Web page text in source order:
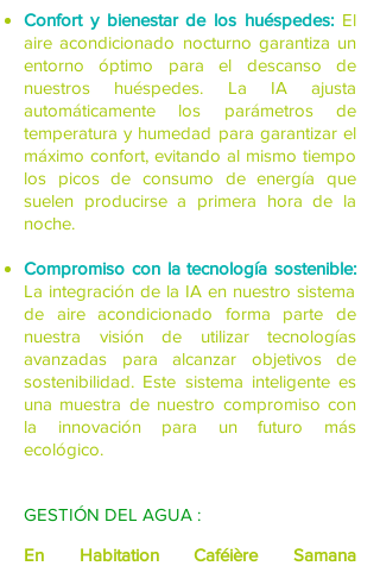
Confort y bienestar de los huéspedes: El
aire acondicionado nocturno garantiza un
entorno óptimo para el descanso de
nuestros huéspedes. La IA ajusta
automáticamente los parámetros de
temperatura y humedad para garantizar el
máximo confort, evitando al mismo tiempo
los picos de consumo de energía que
suelen producirse a primera hora de la
noche.
Compromiso con la tecnología sostenible:
La integración de la IA en nuestro sistema
de aire acondicionado forma parte de
nuestra visión de utilizar tecnologías
avanzadas para alcanzar objetivos de
sostenibilidad. Este sistema inteligente es
una muestra de nuestro compromiso con
la innovación para un futuro más
ecológico.
GESTIÓN DEL AGUA :
En Habitation Caféière Samana